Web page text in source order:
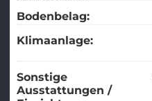
Bodenbelag:
Klimaanlage:
Sonstige
Ausstattungen /